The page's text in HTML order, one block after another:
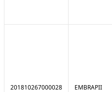
201810267000028 EMBRAPII